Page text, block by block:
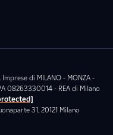
Imprese di MILANO - MONZA -
08263330014 - REA di Milano
31, 20121 Milano